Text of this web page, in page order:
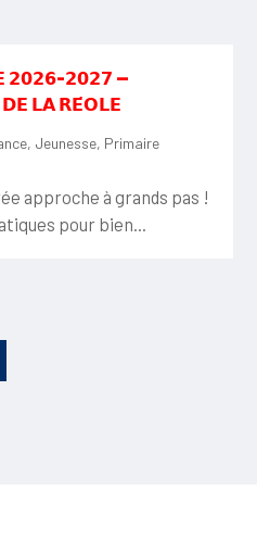
𝟮𝟬𝟮𝟲-𝟮𝟬𝟮𝟳 —
𝗟𝗔 𝗥𝗘́𝗢𝗟𝗘
, Jeunesse, Primaire
approche à grands pas !
pour bien...